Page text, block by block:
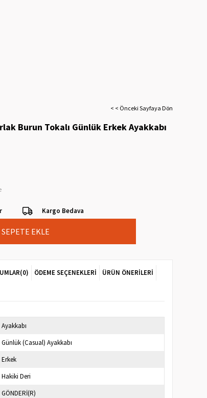
< < Önceki Sayfaya Dön
Burun Tokalı Günlük Erkek Ayakkabı
Kargo Bedava
(0) ÖDEME SEÇENEKLERI
ÜRÜN ÖNERILERI
Ayakkabı
Günlük (Casual) Ayakkabı
Erkek
Hakiki Deri
GÖNDERİ(R)